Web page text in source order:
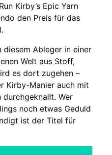
Kirby’s Epic Yarn
den Preis für das
Ableger in einer
Welt aus Stoff,
es dort zugehen –
Kirby-Manier auch mit
Wer
noch etwas Geduld
ist der Titel für